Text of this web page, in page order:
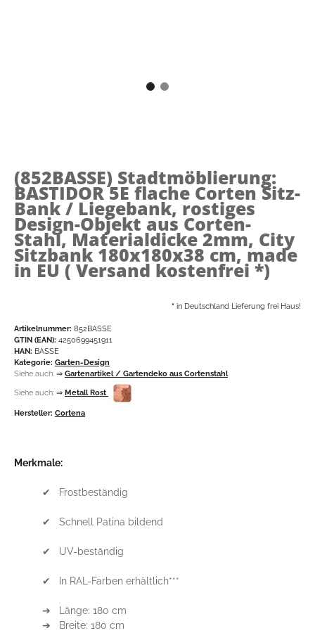
(852BASSE) Stadtmöblierung:
BASTIDOR 5E flache Corten Sitz-
Bank / Liegebank, rostiges
Design-Objekt aus Corten-
Stahl, Materialdicke 2mm, City
Sitzbank 180x180x38 cm, made
in EU ( Versand kostenfrei *)
* in Deutschland Lieferung frei Haus!
Artikelnummer: 852BASSE
GTIN (EAN): 4250699451911
HAN: BASSE
Kategorie: Garten-Design
Siehe auch: ⇒ Gartenartikel / Gartendeko aus Cortenstahl
Siehe auch: ⇒ Metall Rost
Hersteller: Cortena
Merkmale:
✔ Frostbeständig
✔ Schnell Patina bildend
✔ UV-beständig
✔ In RAL-Farben erhältlich***
➔ Länge: 180 cm
➔ Breite: 180 cm